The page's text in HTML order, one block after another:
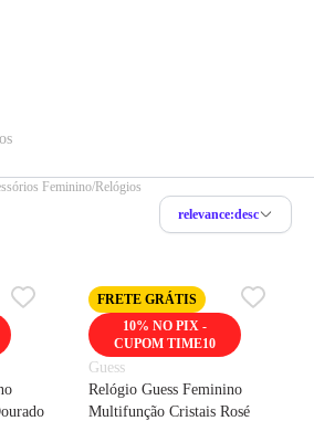
Feminino Relógios
relevance:desc
FRETE GRÁTIS
10% NO PIX -
CUPOM TIME10
Guess
Relógio Guess Feminino
Multifunção Cristais Rosé